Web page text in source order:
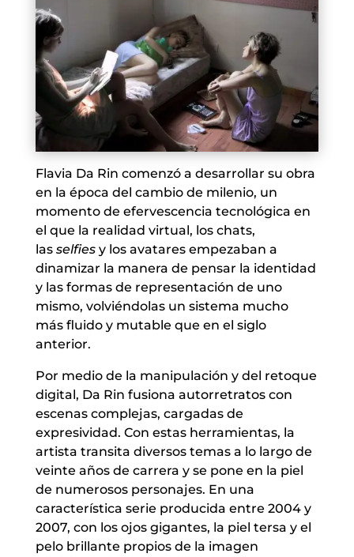
Flavia Da Rin comenzó a desarrollar su obra
en la época del cambio de milenio, un
momento de efervescencia tecnológica en
el que la realidad virtual, los chats,
las selfies y los avatares empezaban a
dinamizar la manera de pensar la identidad
y las formas de representación de uno
mismo, volviéndolas un sistema mucho
más fluido y mutable que en el siglo
anterior.
Por medio de la manipulación y del retoque
digital, Da Rin fusiona autorretratos con
escenas complejas, cargadas de
expresividad. Con estas herramientas, la
artista transita diversos temas a lo largo de
veinte años de carrera y se pone en la piel
de numerosos personajes. En una
característica serie producida entre 2004 y
2007, con los ojos gigantes, la piel tersa y el
pelo brillante propios de la imagen